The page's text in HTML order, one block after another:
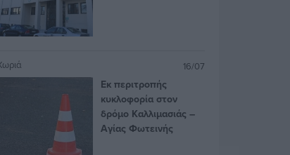
16/07
Εκ περιτροπής
κυκλοφορία στον
δρόμο Καλλιμασιάς –
Αγίας Φωτεινής